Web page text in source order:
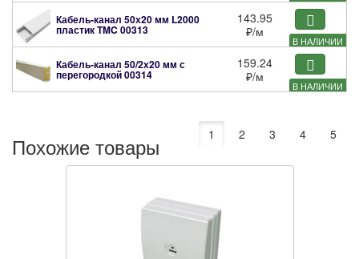
В НАЛИЧИИ
Кабель-канал 50х20 мм L2000
пластик TMC00313
143.95
₽/м
В НАЛИЧИИ
Кабель-канал 50/2х20 мм с
перегородкой00314
159.24
₽/м
Похожие товары 1 2 3 4 5